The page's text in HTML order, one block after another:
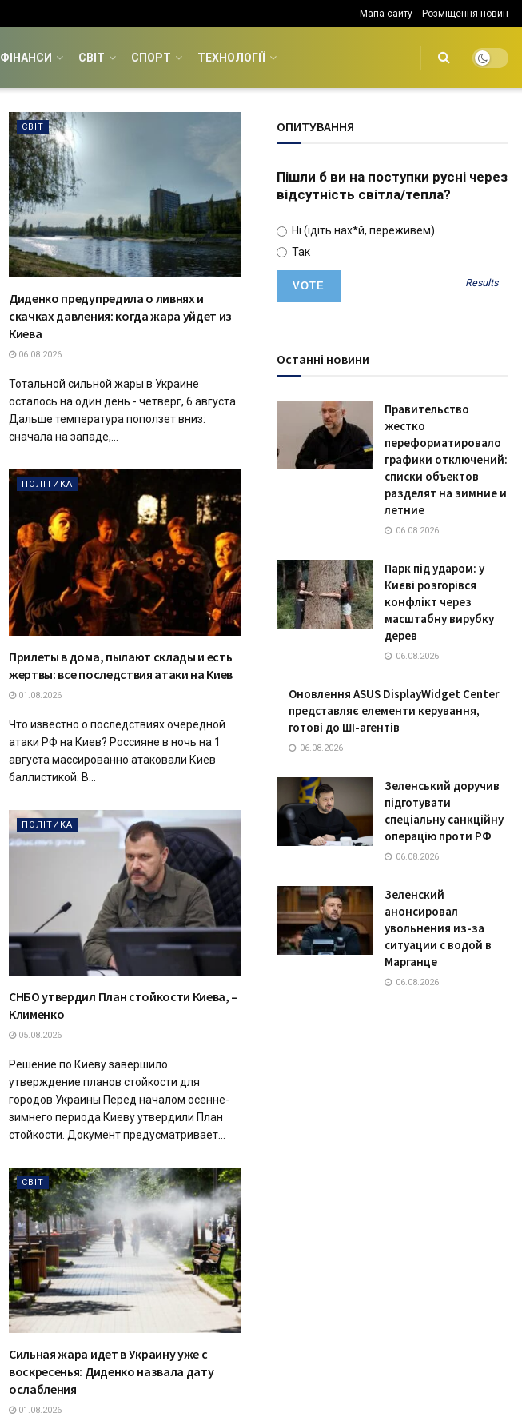
Мапа сайту Розміщення новин
ФІНАНСИ СВІТ СПОРТ ТЕХНОЛОГІЇ
СВІТ
Диденко предупредила о ливнях и
скачках давления: когда жара уйдет из
Киева
06.08.2026
Тотальной сильной жары в Украине
осталось на один день - четверг, 6 августа.
Дальше температура поползет вниз:
сначала на западе,...
ПОЛІТИКА
Прилеты в дома, пылают склады и есть
жертвы: все последствия атаки на Киев
01.08.2026
Что известно о последствиях очередной
атаки РФ на Киев? Россияне в ночь на 1
августа массированно атаковали Киев
баллистикой. В...
ПОЛІТИКА
СНБО утвердил План стойкости Киева, –
Клименко
05.08.2026
Решение по Киеву завершило
утверждение планов стойкости для
городов Украины Перед началом осенне-
зимнего периода Киеву утвердили План
стойкости. Документ предусматривает...
СВІТ
Сильная жара идет в Украину уже с
воскресенья: Диденко назвала дату
ослабления
01.08.2026
ОПИТУВАННЯ
Пішли б ви на поступки русні через
відсутність світла/тепла?
Ні (ідіть нах*й, переживем)
Так
Results
Останні новини
Правительство
жестко
переформатировало
графики отключений:
списки объектов
разделят на зимние и
летние
06.08.2026
Парк під ударом: у
Києві розгорівся
конфлікт через
масштабну вирубку
дерев
06.08.2026
Оновлення ASUS DisplayWidget Center
представляє елементи керування,
готові до ШІ-агентів
06.08.2026
Зеленський доручив
підготувати
спеціальну санкційну
операцію проти РФ
06.08.2026
Зеленский
анонсировал
увольнения из-за
ситуации с водой в
Марганце
06.08.2026